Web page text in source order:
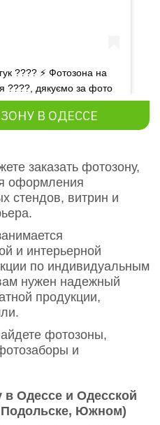
???? ⚡️ Фотозона на
????, дякуємо за фото
70006
эко печати(@ecofabrica.com.ua)
В ОДЕССЕ
заказать фотозону,
оформления
стендов, витрин и
и интерьерной
по индивидуальным
нужен надежный
продукции,
фотозоны,
и
в Одессе и Одесской
Подольске, Южном)